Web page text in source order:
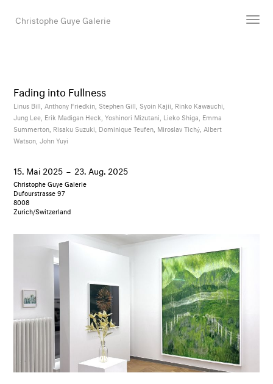
Christophe Guye Galerie
Newsroom
Fading into Fullness
Linus Bill, Anthony Friedkin,Stephen Gill,Syoin Kajii, Rinko Kawauchi,
Jung Lee, Erik Madigan Heck,Yoshinori Mizutani, Lieko Shiga, Emma
Summerton, Risaku Suzuki, Dominique Teufen, Miroslav Tichý, Albert
Watson,John Yuyi
15. Mai 2025 – 23. Aug. 2025
Christophe Guye Galerie
Dufourstrasse 97
8008
Zurich/Switzerland